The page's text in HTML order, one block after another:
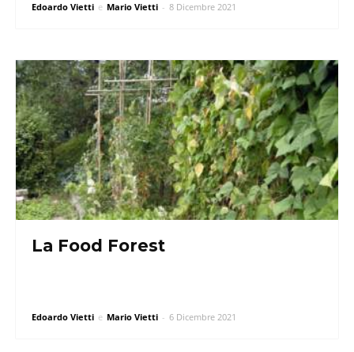
Edoardo Vietti e Mario Vietti - 8 Dicembre 2021
La Food Forest
Edoardo Vietti e Mario Vietti - 6 Dicembre 2021